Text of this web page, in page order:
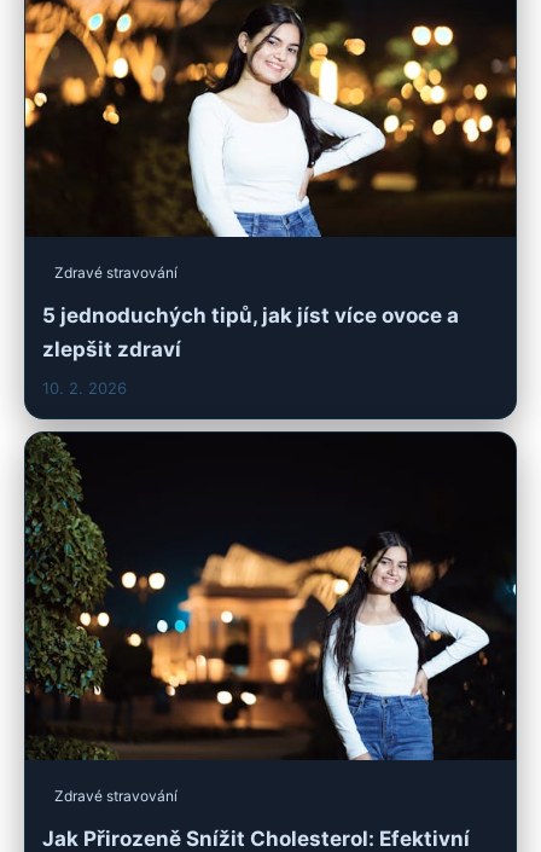
Zdravé stravování
5 jednoduchých tipů, jak jíst více ovoce a
zlepšit zdraví
10. 2. 2026
Zdravé stravování
Jak Přirozeně Snížit Cholesterol: Efektivní